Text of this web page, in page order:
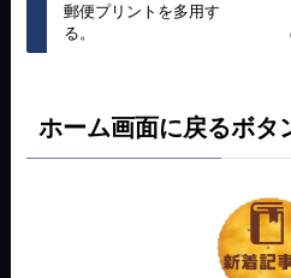
郵便プリントを多用す
る。
ホーム画面に戻るボタ